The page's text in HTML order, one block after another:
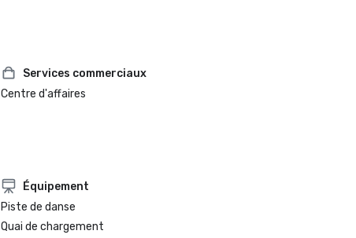
Services commerciaux
Centre d'affaires
Équipement
Piste de danse
Quai de chargement